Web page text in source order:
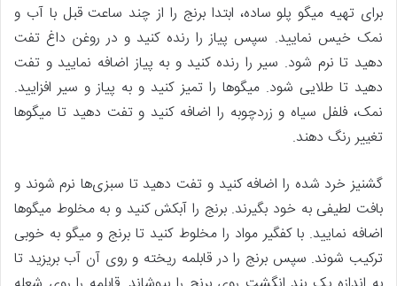
برای تهیه میگو پلو ساده، ابتدا برنج را از چند ساعت قبل با آب و
نمک خیس نمایید. سپس پیاز را رنده کنید و در روغن داغ تفت
دهید تا نرم شود. سیر را رنده کنید و به ‌‌پیاز اضافه نمایید و تفت
دهید تا طلایی شود. میگوها را تمیز کنید و به ‌‌پیاز و سیر افزایید.
نمک، فلفل سیاه و زردچوبه را اضافه کنید و تفت دهید تا میگوها
تغییر رنگ دهند.
گشنیز خرد شده را اضافه کنید و تفت دهید تا سبزی‌ها نرم شوند و
بافت لطیفی به خود بگیرند. برنج را آبکش کنید و به مخلوط میگوها
اضافه نمایید. با کفگیر مواد را مخلوط کنید تا برنج و میگو به ‌‌خوبی
ترکیب شوند. سپس برنج را در قابلمه ریخته و روی آن آب بریزید تا